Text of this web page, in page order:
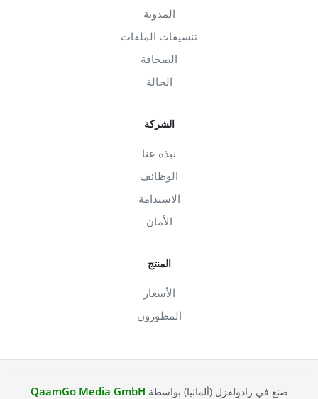
المدونة
تنسيقات الملفات
الصحافة
الحالة
الشركة
نبذة عنا
الوظائف
الاستدامة
الأمان
المنتج
الأسعار
المطورون
صنع في رادولفزل (ألمانيا) بواسطة QaamGo Media GmbH